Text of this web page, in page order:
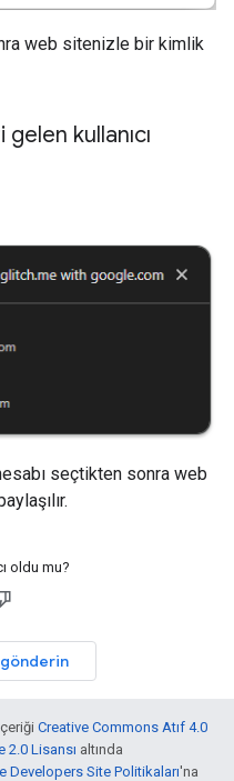
web sitenizle bir kimlik
kullanıcı
seçtikten sonra web
oldu mu?
Creative Commons Atıf 4.0
2.0 Lisansı altında
Developers Site Politikaları'na